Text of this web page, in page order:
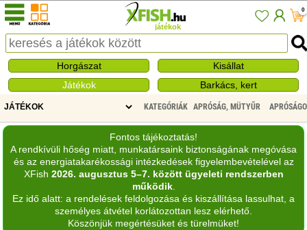
játékok
0
Horgászat
Kisállat
Játékok
Barkács, kert
KATEGÓRIÁK APRÓSÁG, MÜTYŰR
Fontos tájékoztatás!
A rendkívüli hőség miatt, munkatársaink biztonságának megóvása
és az energiatakarékossági intézkedések figyelembevételével az
XFish 2026. augusztus 5–7. között ügyeleti rendszerben
működik.
Ez idő alatt: a rendelések feldolgozása és kiszállítása lassulhat, a
személyes átvétel korlátozottan lesz elérhető.
Köszönjük megértésüket és türelmüket!